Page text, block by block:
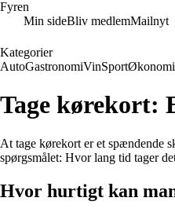
Fyren
Min sideBliv medlemMailnyt
Kategorier
AutoGastronomiVinSportØkonomi
Tage kørekort:
At tage kørekort er et spændende
spørgsmålet: Hvor lang tid tager
Hvor hurtigt kan